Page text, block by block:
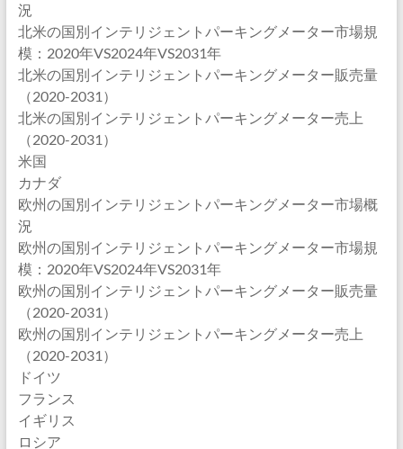
況
北米の国別インテリジェントパーキングメーター市場規
模：2020年VS2024年VS2031年
北米の国別インテリジェントパーキングメーター販売量
（2020-2031）
北米の国別インテリジェントパーキングメーター売上
（2020-2031）
米国
カナダ
欧州の国別インテリジェントパーキングメーター市場概
況
欧州の国別インテリジェントパーキングメーター市場規
模：2020年VS2024年VS2031年
欧州の国別インテリジェントパーキングメーター販売量
（2020-2031）
欧州の国別インテリジェントパーキングメーター売上
（2020-2031）
ドイツ
フランス
イギリス
ロシア